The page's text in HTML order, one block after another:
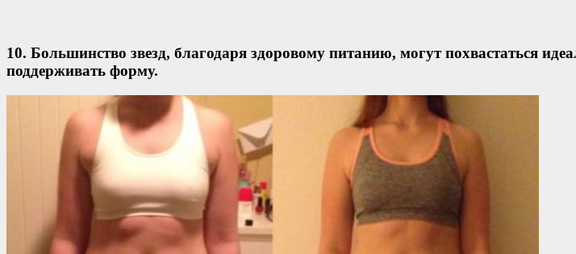
10. Большинство звезд, благодаря здоровому питанию, могут похвастаться
поддерживать форму.